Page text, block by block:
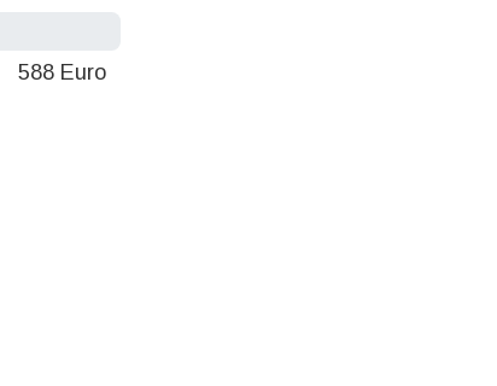
588 Euro